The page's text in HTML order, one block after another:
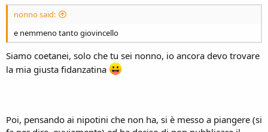
nonno said:
e nemmeno tanto giovincello
Siamo coetanei, solo che tu sei nonno, io ancora devo trovare
la mia giusta fidanzatina
Poi, pensando ai nipotini che non ha, si è messo a piangere (si